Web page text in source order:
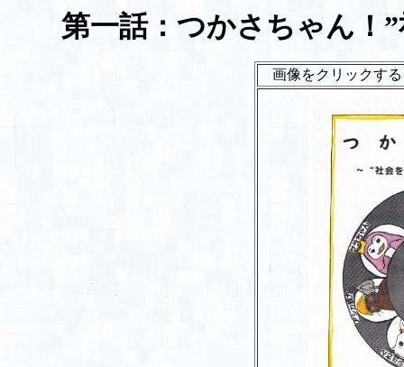
第一話：つかさちゃん！
画像をクリックす